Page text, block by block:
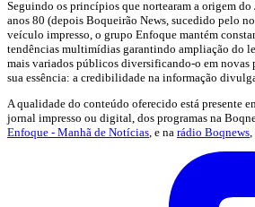
Seguindo os princípios que nortearam a origem
anos 80 (depois Boqueirão News, sucedido pelo
veículo impresso, o grupo Enfoque mantém
tendências multimídias garantindo ampliação do
mais variados públicos diversificando-o em novas
sua essência: a credibilidade na informação
A qualidade do conteúdo oferecido está presente
jornal impresso ou digital, dos programas na
Enfoque - Manhã de Notícias , e na rádio Boqnews